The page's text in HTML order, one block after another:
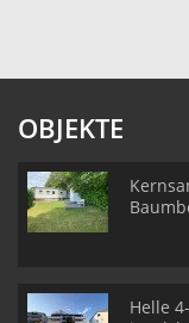
OBJEKTE
Helle